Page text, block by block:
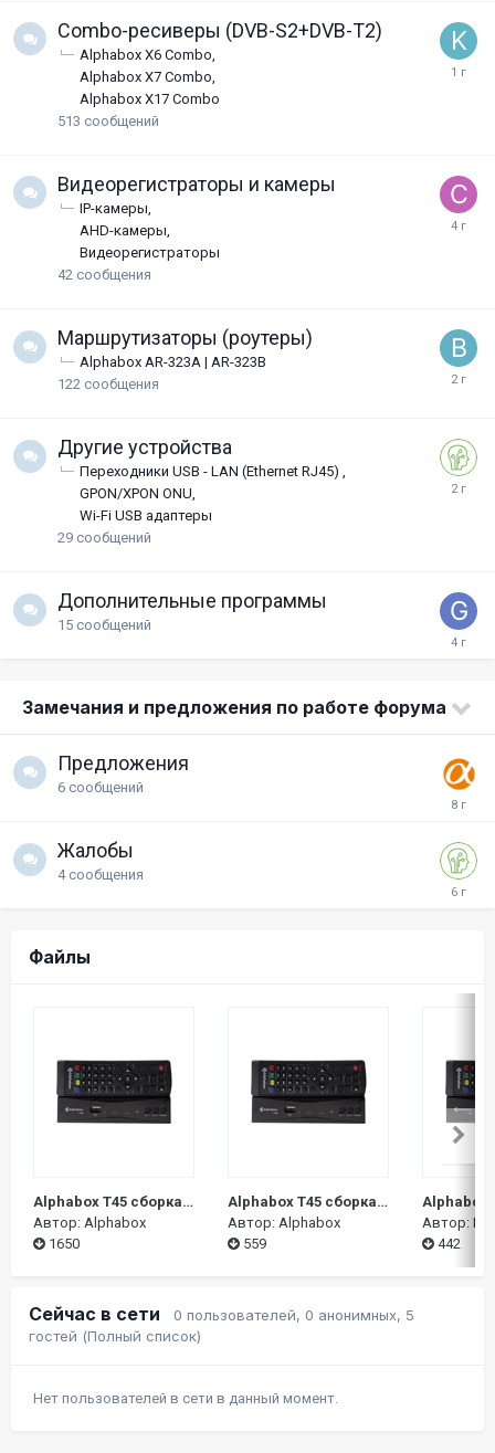
Combo-ресиверы (DVB-S2+DVB-T2)
Alphabox X6 Combo
Alphabox X7 Combo
Alphabox X17 Combo
513 сообщений
Видеорегистраторы и камеры
IP-камеры
AHD-камеры
Видеорегистраторы
42 сообщения
Маршрутизаторы (роутеры)
Alphabox AR-323A | AR-323B
122 сообщения
Другие устройства
Переходники USB - LAN (Ethernet RJ45)
GPON/XPON ONU
Wi-Fi USB адаптеры
29 сообщений
Дополнительные программы
15 сообщений
Замечания и предложения по работе форума
Предложения
6 сообщений
Жалобы
4 сообщения
Файлы
Alphabox T45 сборка от 21-10-2022
Автор: Alphabox
1650
Alphabox T45 сборка от 18-10-2022
Автор: Alphabox
559
Автор:
442
Сейчас в сети
0 пользователей, 0 анонимных, 5
гостей (Полный список)
Нет пользователей в сети в данный момент.